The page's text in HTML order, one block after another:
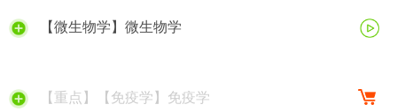
【微生物学】微生物学
【重点】【免疫学】免疫学